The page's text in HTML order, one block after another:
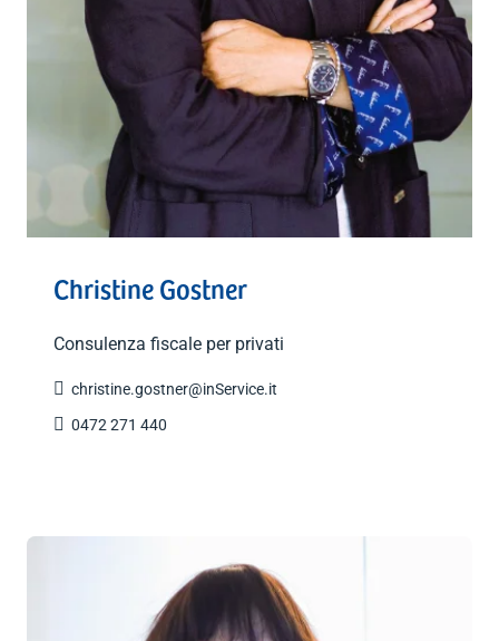
Christine Gostner
Consulenza fiscale per privati
 christine.gostner@inService.it
 0472 271 440